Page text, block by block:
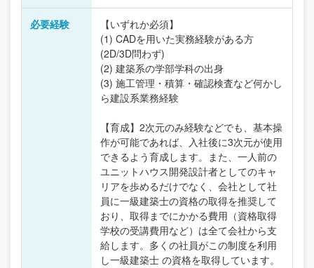
必要経験
【いずれか必須】
(1) CADを用いた実務経験がある方
(2D/3D問わず)
(2) 建築系の学部学科の出身
(3) 施工管理・積算・確認検査など何かし
ら建設系業務経験
【育成】2次元のみ経験などでも、基本操
作が可能であれば、入社後に3次元が使用
できるよう育成します。また、一人前の
ユニットハウス開発設計者としてのキャ
リアを歩めるだけでなく、会社として社
員に一級建築士の資格の取得を推奨して
おり、取得までにかかる費用（資格取得
学校の受講費用など）は全て会社から支
給します。多くの社員がこの制度を利用
し一級建築士 の資格を取得しています。